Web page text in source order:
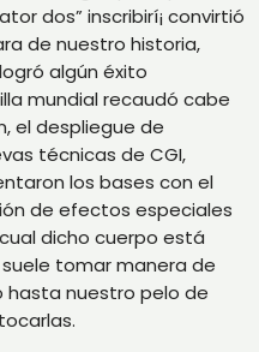
dos” inscribirí¡ convirtió
de nuestro historia,
algún éxito
mundial recaudó cabe
el despliegue de
técnicas de CGI,
los bases con el
de efectos especiales
dicho cuerpo está
tomar manera de
hasta nuestro pelo de